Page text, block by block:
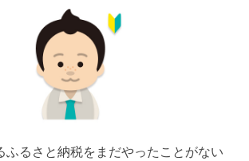
ふるさと納税をまだやったことがない